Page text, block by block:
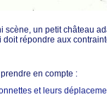
scène, un petit château
doit répondre aux
en compte :
et leurs